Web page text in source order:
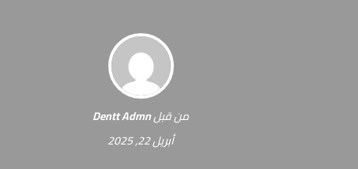
من قبلDentt Admn
أبريل 22, 2025